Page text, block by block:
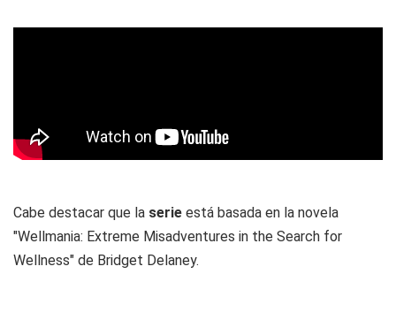
Cabe destacar que la serie está basada en la novela
"Wellmania: Extreme Misadventures in the Search for
Wellness" de Bridget Delaney.